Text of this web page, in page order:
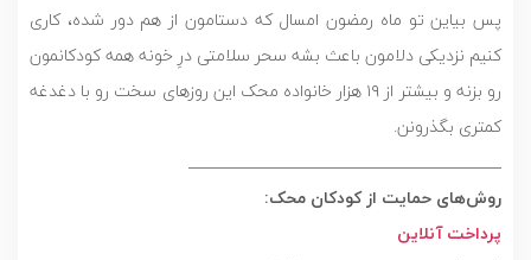
پس بیاین تو ماه رمضون امسال که دستامون از هم دور شده، کاری
کنیم نزدیکی‌ دلامون باعث بشه سحر سلامتی درِ خونه همه کودکانمون
رو بزنه و بیشتر از ۱۹ هزار خانواده محک این روزهای سخت رو با دغدغه
کمتری بگذرونن.
____________________________________________
روش‌های حمایت از کودکان محک: ‎
پرداخت آنلاین